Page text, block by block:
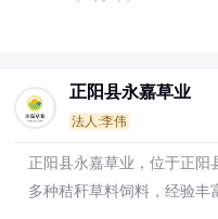
正阳县永嘉草业
法人:李伟
正阳县永嘉草业，位于正阳
多种秸秆草料饲料，经验丰